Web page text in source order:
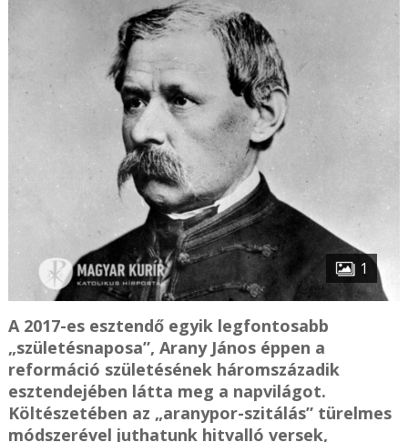
1
A 2017-es esztendő egyik legfontosabb
„születésnaposa”, Arany János éppen a
reformáció születésének háromszázadik
esztendejében látta meg a napvilágot.
Költészetében az „aranypor-szitálás” türelmes
módszerével juthatunk hitvalló versek,